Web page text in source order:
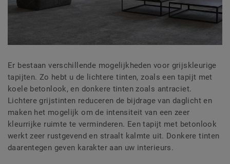
Er bestaan verschillende mogelijkheden voor grijskleurige
tapijten. Zo hebt u de lichtere tinten, zoals een tapijt met
koele betonlook, en donkere tinten zoals antraciet.
Lichtere grijstinten reduceren de bijdrage van daglicht en
maken het mogelijk om de intensiteit van een zeer
kleurrijke ruimte te verminderen. Een tapijt met betonlook
werkt zeer rustgevend en straalt kalmte uit. Donkere tinten
daarentegen geven karakter aan uw interieurs.